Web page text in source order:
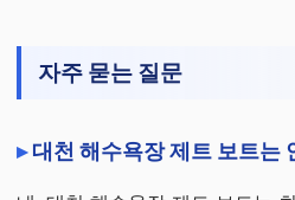
자주 묻는 질문
대천 해수욕장 제트 보트는